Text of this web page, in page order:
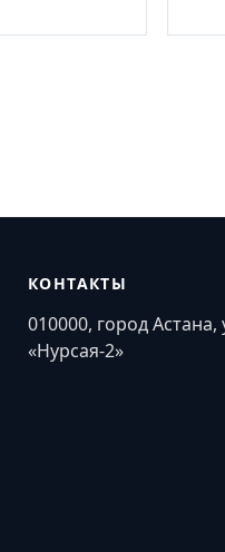
КОНТАКТЫ
010000, город
«Нурсая-2»